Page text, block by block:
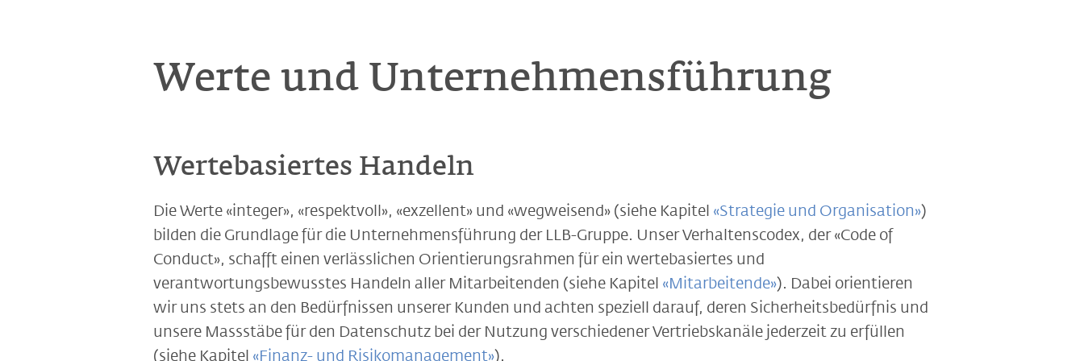
Werte und Unternehmensführung
Wertebasiertes Handeln
Die Werte «integer», «respektvoll», «exzellent» und «wegweisend» (siehe Kapitel «Strategie und Organisation»)
bilden die Grundlage für die Unternehmensführung der LLB-Gruppe. Unser Verhaltenscodex, der «Code of
Conduct», schafft einen verlässlichen Orientierungsrahmen für ein wertebasiertes und
verantwortungsbewusstes Handeln aller Mitarbeitenden (siehe Kapitel «Mitarbeitende»). Dabei orientieren
wir uns stets an den Bedürfnissen unserer Kunden und achten speziell darauf, deren Sicherheitsbedürfnis und
unsere Massstäbe für den Datenschutz bei der Nutzung verschiedener Vertriebskanäle jederzeit zu erfüllen
(siehe Kapitel «Finanz- und Risikomanagement»).